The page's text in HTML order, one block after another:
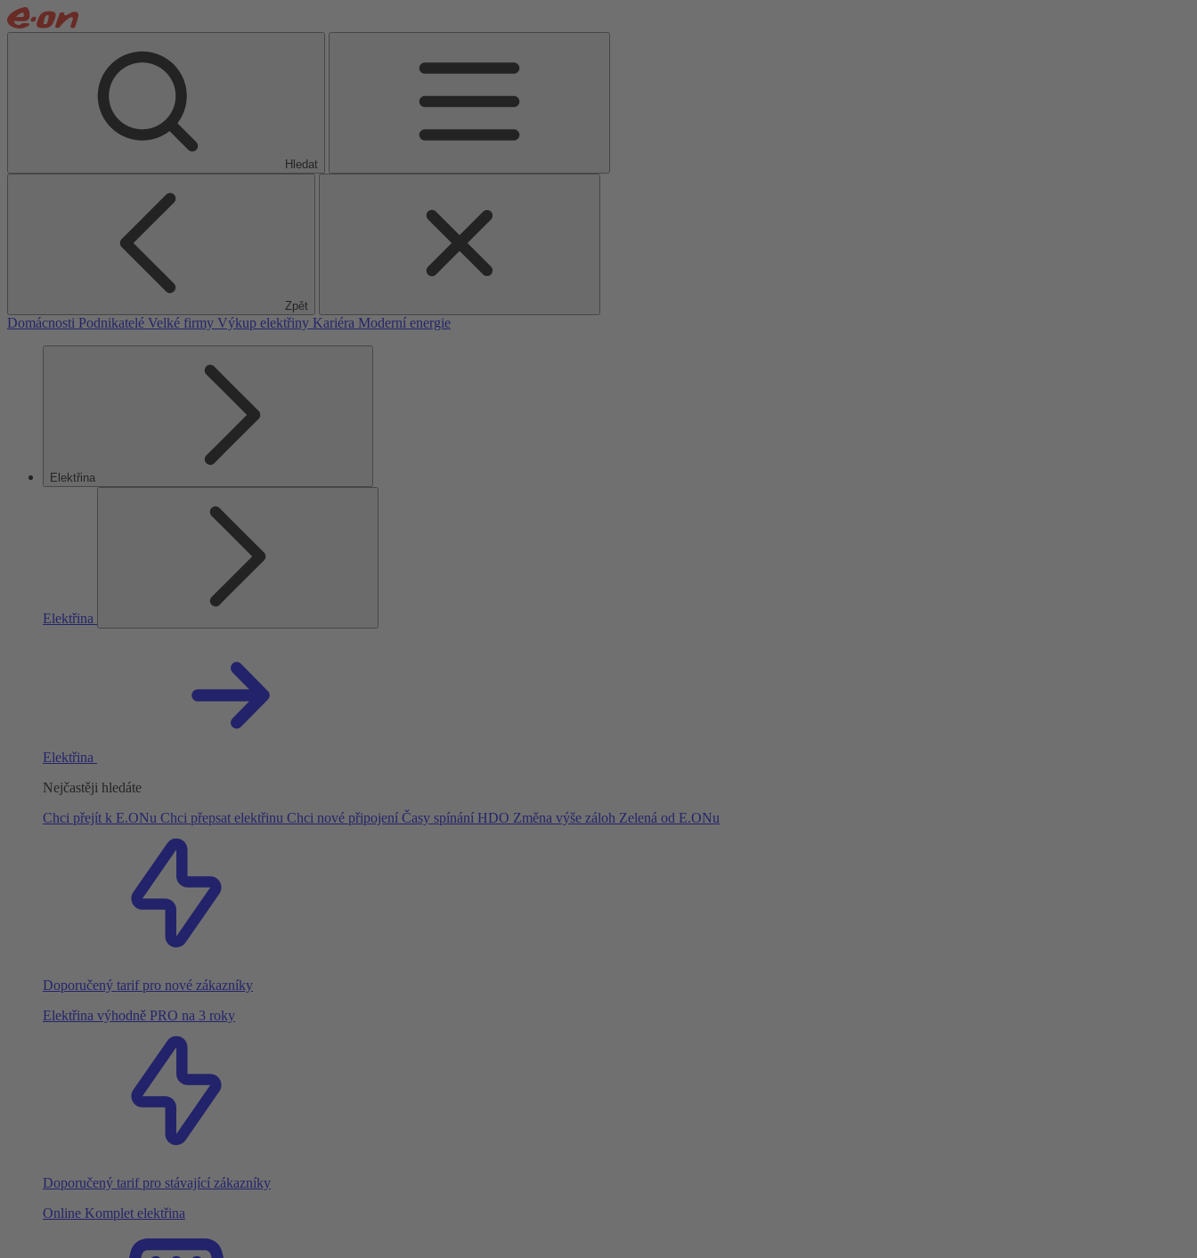
Hledat
Zpět
Domácnosti Podnikatelé Velké firmy Výkup elektřiny Kariéra Moderní energie
Elektřina
Elektřina
Elektřina
Nejčastěji hledáte
Chci přejít k E.ONu Chci přepsat elektřinu Chci nové připojení Časy spínání HDO Změna výše záloh Zelená od E.ONu
Doporučený tarif pro nové zákazníky
Elektřina výhodně PRO na 3 roky
Doporučený tarif pro stávající zákazníky
Online Komplet elektřina